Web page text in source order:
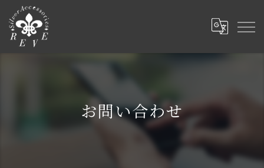
お問い合わせ